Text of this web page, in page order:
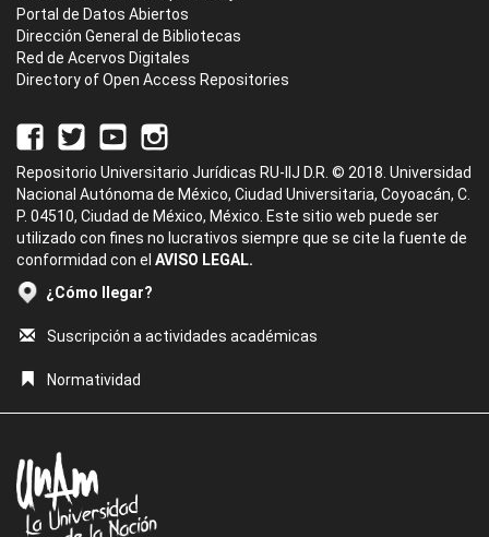
Portal de Datos Abiertos
Dirección General de Bibliotecas
Red de Acervos Digitales
Directory of Open Access Repositories
Repositorio Universitario Jurídicas RU-IIJ D.R. © 2018. Universidad
Nacional Autónoma de México, Ciudad Universitaria, Coyoacán, C.
P. 04510, Ciudad de México, México. Este sitio web puede ser
utilizado con fines no lucrativos siempre que se cite la fuente de
conformidad con el AVISO LEGAL.
¿Cómo llegar?
Suscripción a actividades académicas
Normatividad